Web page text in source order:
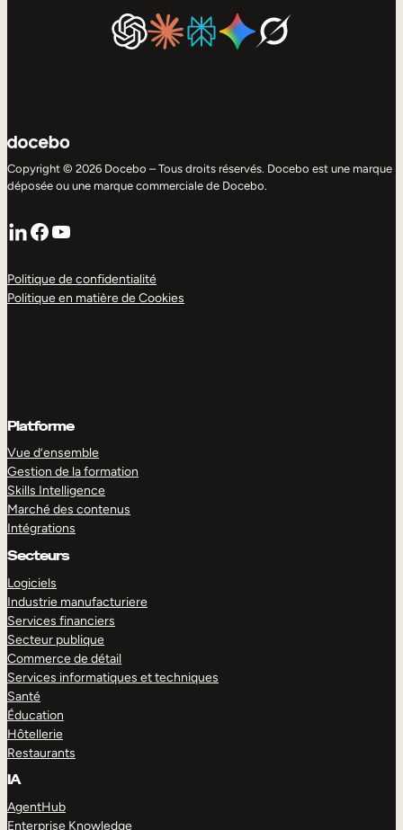
Copyright © 2026 Docebo – Tous droits réservés. Docebo est une marque
déposée ou une marque commerciale de Docebo.
LinkedIn
Facebook
YouTube
Politique de confidentialité
Politique en matière de Cookies
Platforme
Vue d’ensemble
Gestion de la formation
Skills Intelligence
Marché des contenus
Intégrations
Secteurs
Logiciels
Industrie manufacturiere
Services financiers
Secteur publique
Commerce de détail
Services informatiques et techniques
Santé
Éducation
Hôtellerie
Restaurants
IA
AgentHub
Enterprise Knowledge